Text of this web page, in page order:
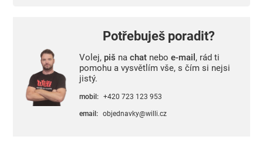
Potřebuješ poradit?
Volej, piš na chatnebo e-mail , rád ti
pomohu a vysvětlím vše, s čím si nejsi
jistý.
mobil: +420 723 123 953
email: objednavky@willi.cz